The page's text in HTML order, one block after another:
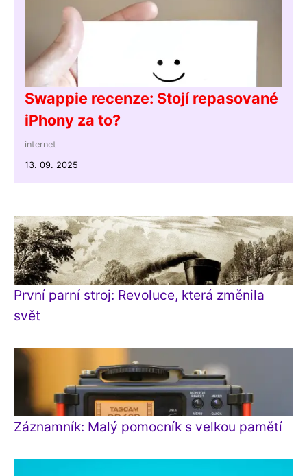
Swappie recenze: Stojí repasované
iPhony za to?
internet
13. 09. 2025
První parní stroj: Revoluce, která změnila
svět
Záznamník: Malý pomocník s velkou pamětí